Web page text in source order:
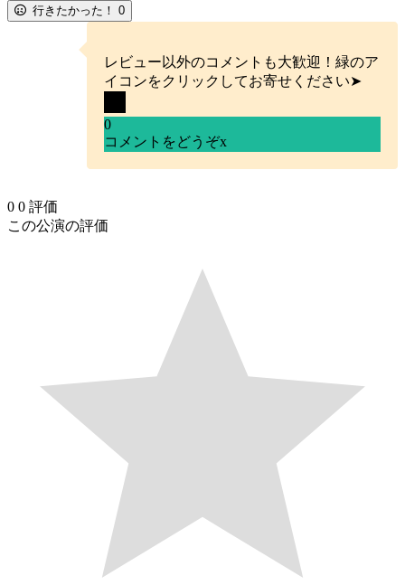
行きたかった！ 0
レビュー以外のコメントも大歓迎！緑のア
イコンをクリックしてお寄せください➤
0
コメントをどうぞx
0 0 評価
この公演の評価